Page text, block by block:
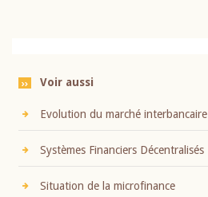
Voir aussi
Evolution du marché interbancaire
Systèmes Financiers Décentralisés
Situation de la microfinance